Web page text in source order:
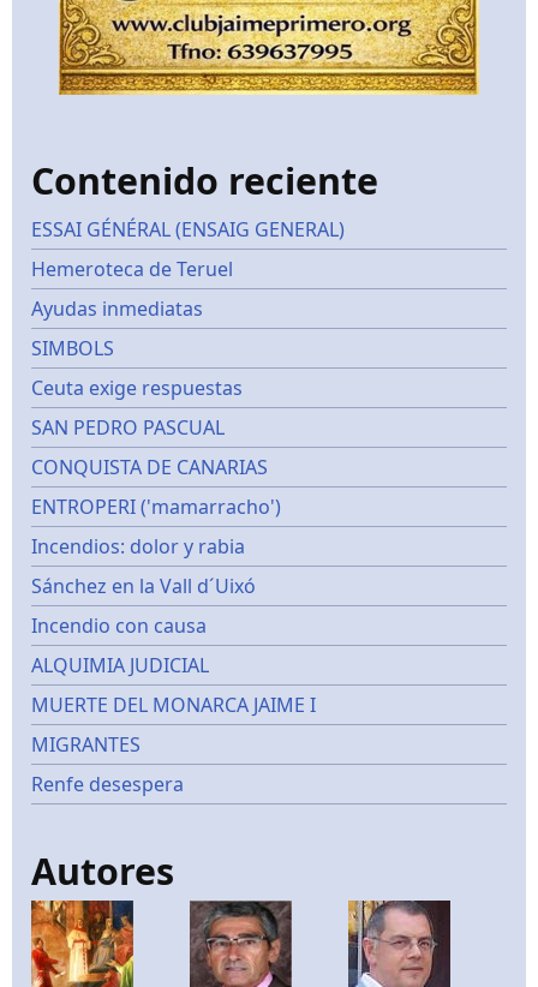
Contenido reciente
ESSAI GÉNÉRAL (ENSAIG GENERAL)
Hemeroteca de Teruel
Ayudas inmediatas
SIMBOLS
Ceuta exige respuestas
SAN PEDRO PASCUAL
CONQUISTA DE CANARIAS
ENTROPERI ('mamarracho')
Incendios: dolor y rabia
Sánchez en la Vall d´Uixó
Incendio con causa
ALQUIMIA JUDICIAL
MUERTE DEL MONARCA JAIME I
MIGRANTES
Renfe desespera
Autores